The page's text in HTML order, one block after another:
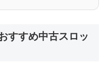
すすめ中古スロッ